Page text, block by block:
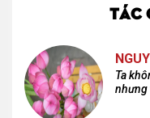
TÁC
Ta
nhưng